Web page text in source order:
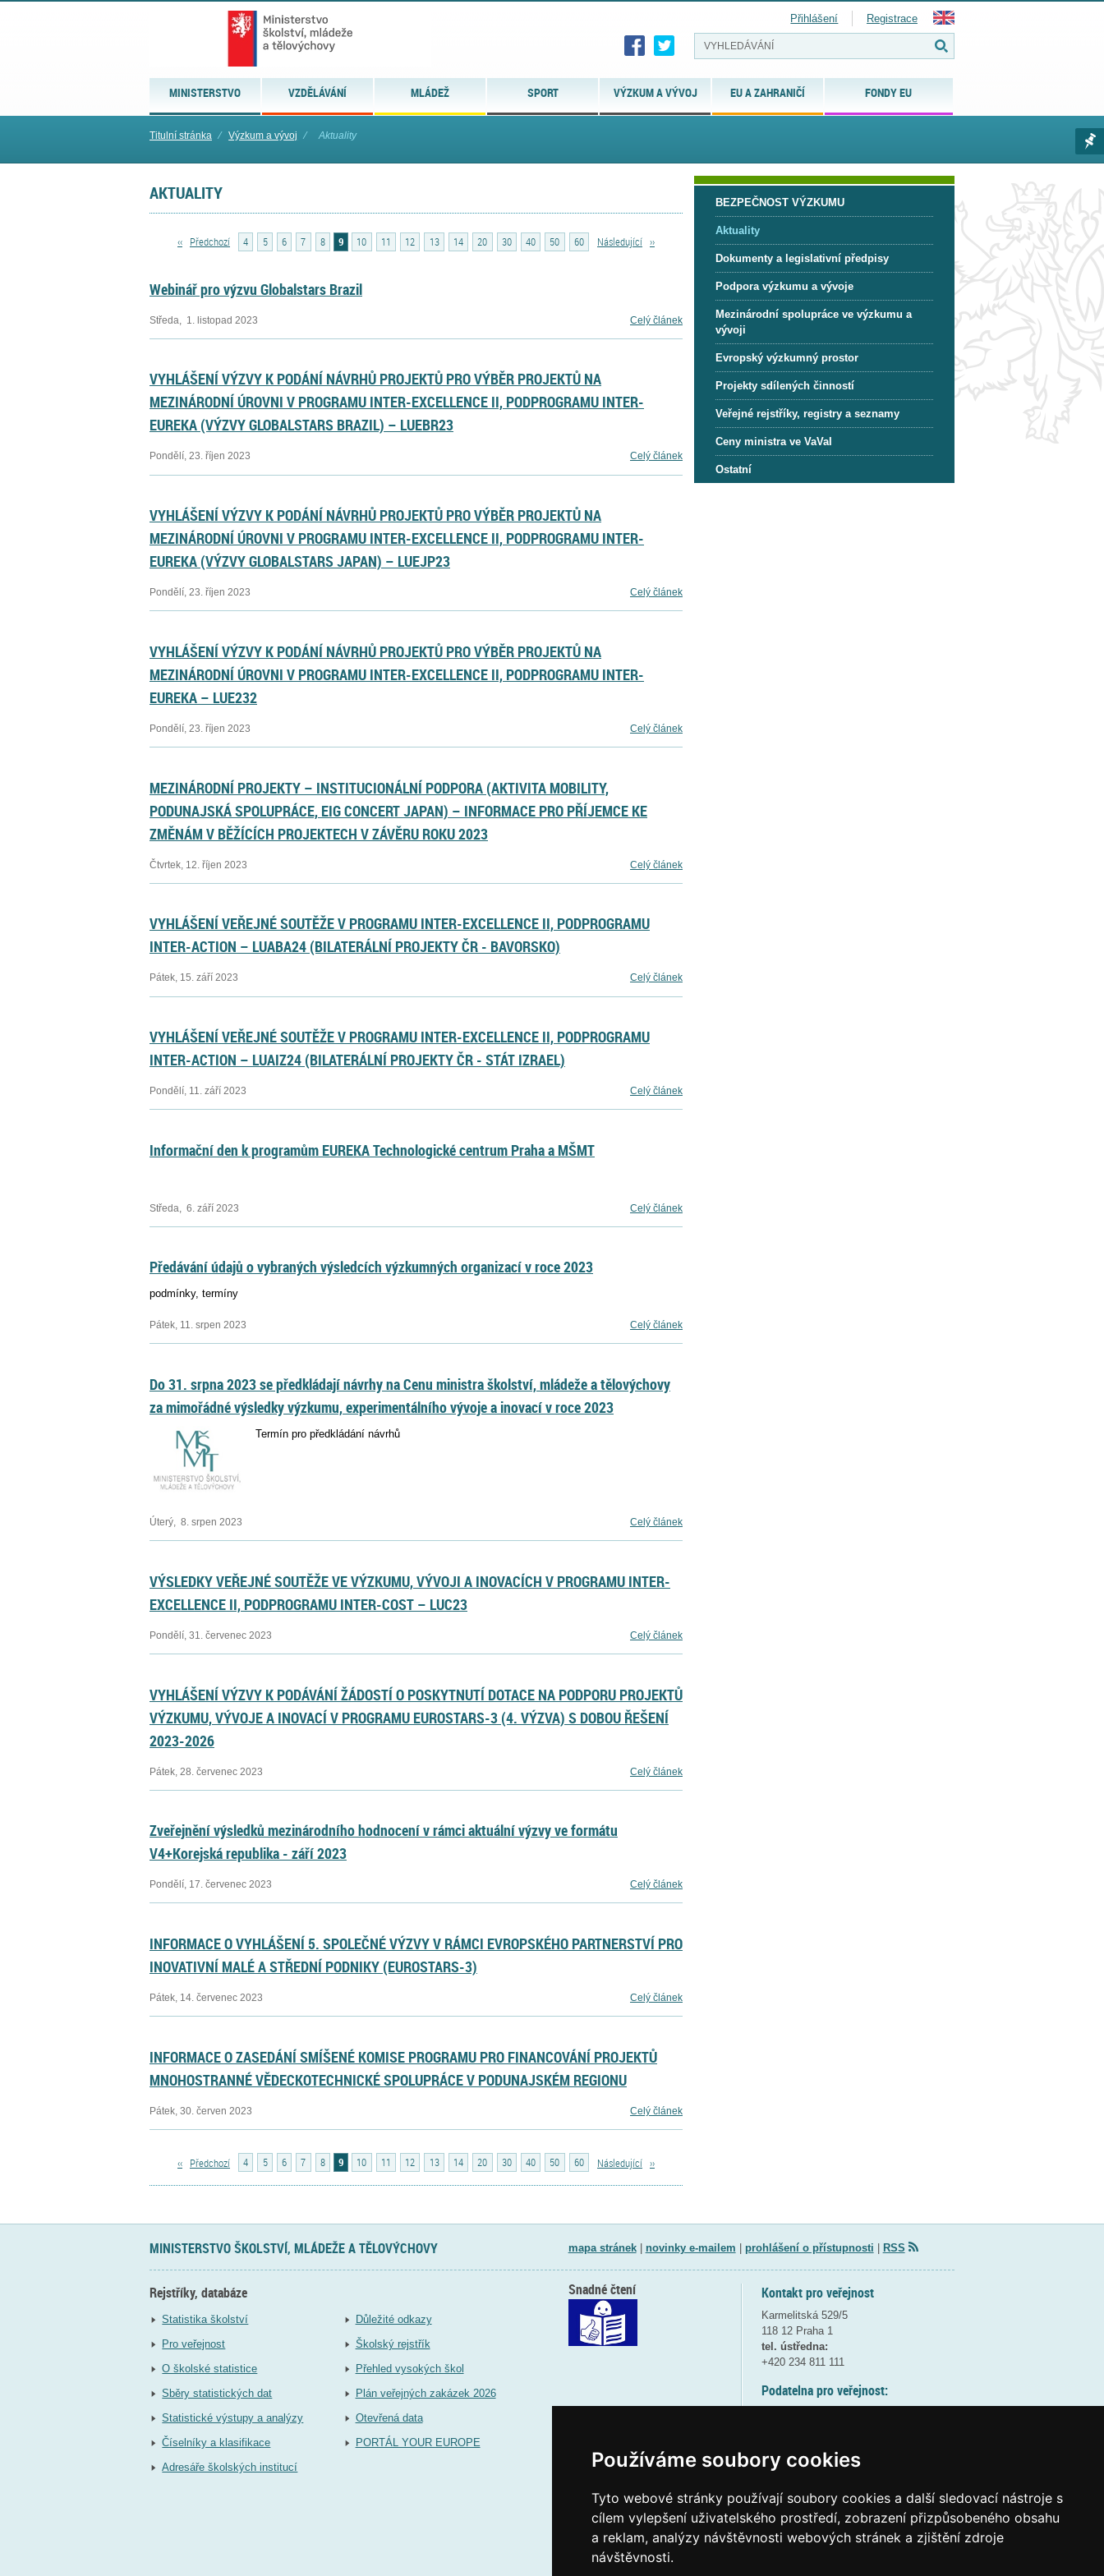
Používáme soubory cookies
Tyto webové stránky používají soubory cookies a další sledovací nástroje s
cílem vylepšení uživatelského prostředí, zobrazení přizpůsobeného obsahu
a reklam, analýzy návštěvnosti webových stránek a zjištění zdroje
návštěvnosti.
MINISTERSTVO VZDĚLÁVÁNÍ MLÁDEŽ SPORT VÝZKUM A VÝVOJ EU A ZAHRANIČÍ FONDY EU
Přihlášení Registrace
Titulní stránka ⁄ Výzkum a vývoj ⁄ Aktuality
AKTUALITY
‹‹ Předchozí 4 5 6 7 8 9 10 11 12 13 14 20 30 40 50 60 Následující ››
Webinář pro výzvu Globalstars Brazil
Celý článek
Středa, 1. listopad 2023
VYHLÁŠENÍ VÝZVY K PODÁNÍ NÁVRHŮ PROJEKTŮ PRO VÝBĚR PROJEKTŮ NA
MEZINÁRODNÍ ÚROVNI V PROGRAMU INTER-EXCELLENCE II, PODPROGRAMU INTER-
EUREKA (VÝZVY GLOBALSTARS BRAZIL) – LUEBR23
Celý článek
Pondělí, 23. říjen 2023
VYHLÁŠENÍ VÝZVY K PODÁNÍ NÁVRHŮ PROJEKTŮ PRO VÝBĚR PROJEKTŮ NA
MEZINÁRODNÍ ÚROVNI V PROGRAMU INTER-EXCELLENCE II, PODPROGRAMU INTER-
EUREKA (VÝZVY GLOBALSTARS JAPAN) – LUEJP23
Celý článek
Pondělí, 23. říjen 2023
VYHLÁŠENÍ VÝZVY K PODÁNÍ NÁVRHŮ PROJEKTŮ PRO VÝBĚR PROJEKTŮ NA
MEZINÁRODNÍ ÚROVNI V PROGRAMU INTER-EXCELLENCE II, PODPROGRAMU INTER-
EUREKA – LUE232
Celý článek
Pondělí, 23. říjen 2023
MEZINÁRODNÍ PROJEKTY – INSTITUCIONÁLNÍ PODPORA (AKTIVITA MOBILITY,
PODUNAJSKÁ SPOLUPRÁCE, EIG CONCERT JAPAN) – INFORMACE PRO PŘÍJEMCE KE
ZMĚNÁM V BĚŽÍCÍCH PROJEKTECH V ZÁVĚRU ROKU 2023
Celý článek
Čtvrtek, 12. říjen 2023
VYHLÁŠENÍ VEŘEJNÉ SOUTĚŽE V PROGRAMU INTER-EXCELLENCE II, PODPROGRAMU
INTER-ACTION – LUABA24 (BILATERÁLNÍ PROJEKTY ČR - BAVORSKO)
Celý článek
Pátek, 15. září 2023
VYHLÁŠENÍ VEŘEJNÉ SOUTĚŽE V PROGRAMU INTER-EXCELLENCE II, PODPROGRAMU
INTER-ACTION – LUAIZ24 (BILATERÁLNÍ PROJEKTY ČR - STÁT IZRAEL)
Celý článek
Pondělí, 11. září 2023
Informační den k programům EUREKA Technologické centrum Praha a MŠMT
Celý článek
Středa, 6. září 2023
Předávání údajů o vybraných výsledcích výzkumných organizací v roce 2023
podmínky, termíny
Celý článek
Pátek, 11. srpen 2023
Do 31. srpna 2023 se předkládají návrhy na Cenu ministra školství, mládeže a tělovýchovy
za mimořádné výsledky výzkumu, experimentálního vývoje a inovací v roce 2023
Termín pro předkládání návrhů
Celý článek
Úterý, 8. srpen 2023
VÝSLEDKY VEŘEJNÉ SOUTĚŽE VE VÝZKUMU, VÝVOJI A INOVACÍCH V PROGRAMU INTER-
EXCELLENCE II, PODPROGRAMU INTER-COST – LUC23
Celý článek
Pondělí, 31. červenec 2023
VYHLÁŠENÍ VÝZVY K PODÁVÁNÍ ŽÁDOSTÍ O POSKYTNUTÍ DOTACE NA PODPORU PROJEKTŮ
VÝZKUMU, VÝVOJE A INOVACÍ V PROGRAMU EUROSTARS-3 (4. VÝZVA) S DOBOU ŘEŠENÍ
2023-2026
Celý článek
Pátek, 28. červenec 2023
Zveřejnění výsledků mezinárodního hodnocení v rámci aktuální výzvy ve formátu
V4+Korejská republika - září 2023
Celý článek
Pondělí, 17. červenec 2023
INFORMACE O VYHLÁŠENÍ 5. SPOLEČNÉ VÝZVY V RÁMCI EVROPSKÉHO PARTNERSTVÍ PRO
INOVATIVNÍ MALÉ A STŘEDNÍ PODNIKY (EUROSTARS-3)
Celý článek
Pátek, 14. červenec 2023
INFORMACE O ZASEDÁNÍ SMÍŠENÉ KOMISE PROGRAMU PRO FINANCOVÁNÍ PROJEKTŮ
MNOHOSTRANNÉ VĚDECKOTECHNICKÉ SPOLUPRÁCE V PODUNAJSKÉM REGIONU
Celý článek
Pátek, 30. červen 2023
‹‹ Předchozí 4 5 6 7 8 9 10 11 12 13 14 20 30 40 50 60 Následující ››
BEZPEČNOST VÝZKUMU
Aktuality
Dokumenty a legislativní předpisy
Podpora výzkumu a vývoje
Mezinárodní spolupráce ve výzkumu a
vývoji
Evropský výzkumný prostor
Projekty sdílených činností
Veřejné rejstříky, registry a seznamy
Ceny ministra ve VaVaI
Ostatní
MINISTERSTVO ŠKOLSTVÍ, MLÁDEŽE A TĚLOVÝCHOVY mapa stránek| novinky e-mailem prohlášení o přístupnosti RSS
Rejstříky, databáze
Statistika školství
Pro veřejnost
O školské statistice
Sběry statistických dat
Statistické výstupy a analýzy
Číselníky a klasifikace
Adresáře školských institucí
Důležité odkazy
Školský rejstřík
Přehled vysokých škol
Plán veřejných zakázek 2026
Otevřená data
PORTÁL YOUR EUROPE
Kontakt pro veřejnost
Karmelitská 529/5
118 12 Praha 1
tel. ústředna:
+420 234 811 111
Podatelna pro veřejnost:
(více informací
Elektronická podatelna:
posta@msmt.gov.cz
Snadné čtení